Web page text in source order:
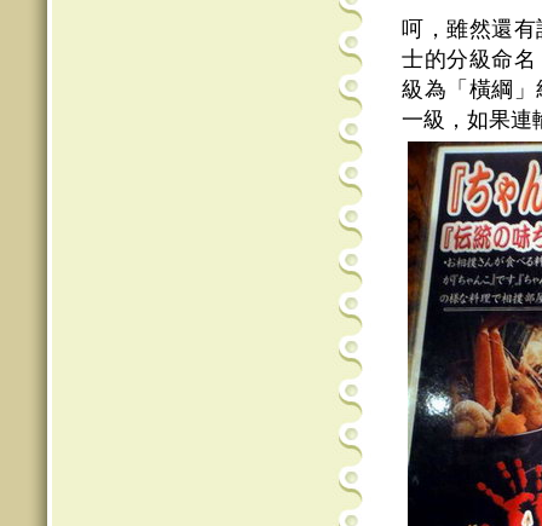
呵，雖然還
士的分級命
級為「橫綱
一級，如果連